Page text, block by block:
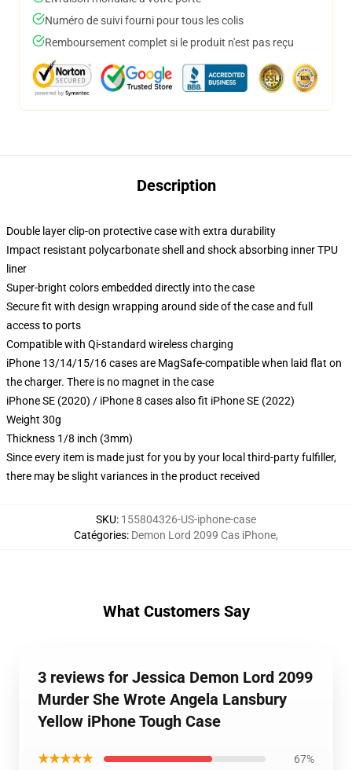
Numéro de suivi fourni pour tous les colis
Remboursement complet si le produit n'est pas reçu
Description
Double layer clip-on protective case with extra durability
Impact resistant polycarbonate shell and shock absorbing inner TPU
liner
Super-bright colors embedded directly into the case
Secure fit with design wrapping around side of the case and full
access to ports
Compatible with Qi-standard wireless charging
iPhone 13/14/15/16 cases are MagSafe-compatible when laid flat on
the charger. There is no magnet in the case
iPhone SE (2020) / iPhone 8 cases also fit iPhone SE (2022)
Weight 30g
Thickness 1/8 inch (3mm)
Since every item is made just for you by your local third-party fulfiller,
there may be slight variances in the product received
SKU: 155804326-US-iphone-case
Catégories: Demon Lord 2099 Cas iPhone,
What Customers Say
3 reviews for Jessica Demon Lord 2099
Murder She Wrote Angela Lansbury
Yellow iPhone Tough Case
★★★★★ 67%